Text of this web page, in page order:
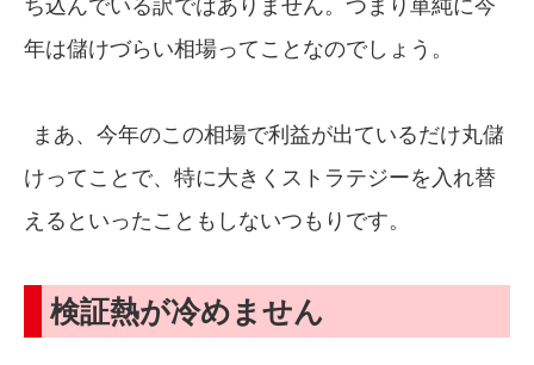
ち込んでいる訳ではありません。つまり単純に今
年は儲けづらい相場ってことなのでしょう。
まあ、今年のこの相場で利益が出ているだけ丸儲
けってことで、特に大きくストラテジーを入れ替
えるといったこともしないつもりです。
検証熱が冷めません